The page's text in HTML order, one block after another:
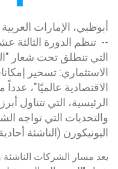
أبوظبي، الإمارات
التي تنطلق تحت شعار
الاستثماري: تسخير
الاقتصادية عالميًا"،
الرئيسية، التي تتناول
والتحديات التي تواجه
اليونيكورن (الناشئة
يعد مسار الشركات الناشئة